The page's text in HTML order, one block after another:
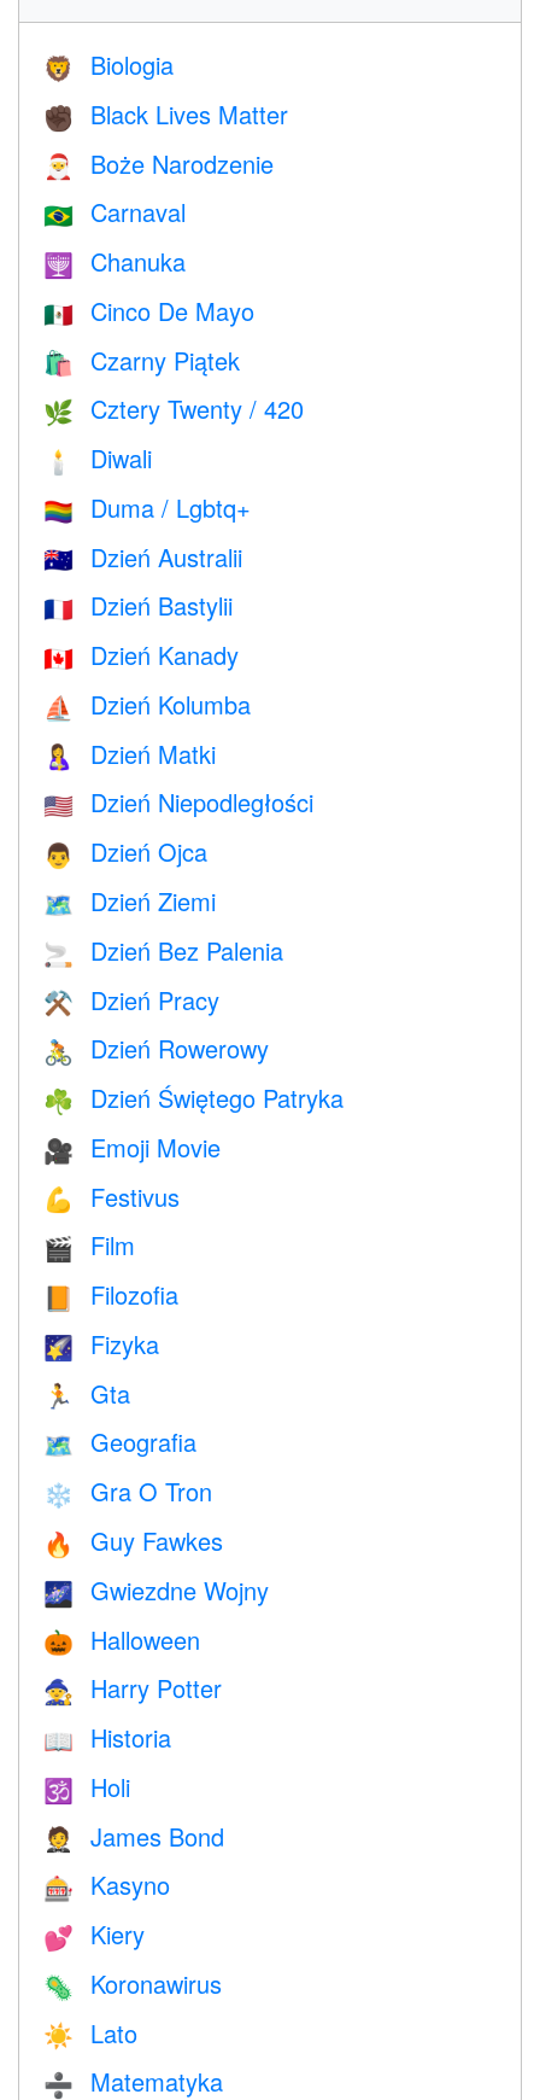
🦁 Biologia
✊🏿 Black Lives Matter
🎅 Boże Narodzenie
🇧🇷 Carnaval
🕎 Chanuka
🇲🇽 Cinco De Mayo
🛍 Czarny Piątek
🌿 Cztery Twenty / 420
🕯 Diwali
🏳️‍🌈 Duma / Lgbtq+
🇦🇺 Dzień Australii
🇫🇷 Dzień Bastylii
🇨🇦 Dzień Kanady
⛵️ Dzień Kolumba
🤱 Dzień Matki
🇺🇸 Dzień Niepodległości
👨 Dzień Ojca
🗺️ Dzień Ziemi
🚬 Dzień Bez Palenia
⚒️ Dzień Pracy
🚴 Dzień Rowerowy
☘️ Dzień Świętego Patryka
🎥 Emoji Movie
💪 Festivus
🎬 Film
📙 Filozofia
🌠 Fizyka
🏃 Gta
🗺 Geografia
❄️ Gra O Tron
🔥 Guy Fawkes
🌌 Gwiezdne Wojny
🎃 Halloween
🧙 Harry Potter
📖 Historia
🕉 Holi
🤵 James Bond
🎰 Kasyno
💕 Kiery
🦠 Koronawirus
☀️ Lato
➗ Matematyka